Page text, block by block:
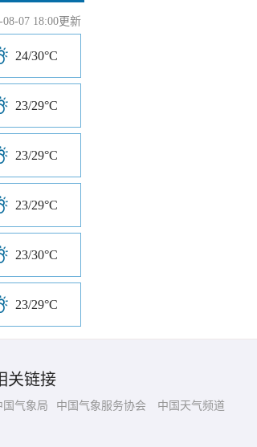
08-07 18:00更新
24/30°C
23/29°C
23/29°C
23/29°C
23/30°C
23/29°C
关链接
国气象局 中国气象服务协会 中国天气频道